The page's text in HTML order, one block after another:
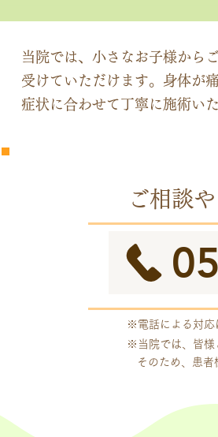
ダー
当院では、小さなお子様から
受けていただけます。身体が
症状に合わせて丁寧に施術い
ご相談
※電話による対応
※当院では、皆様
そのため、患